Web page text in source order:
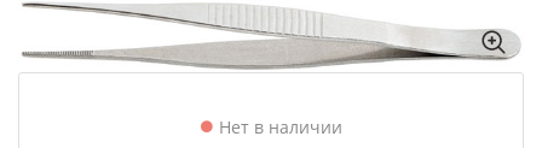
Нет в наличии